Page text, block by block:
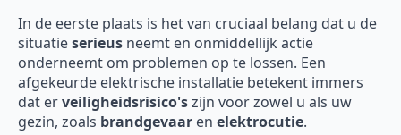
In de eerste plaats is het van cruciaal belang dat u de
situatieserieus neemt en onmiddellijk actie
onderneemt om problemen op te lossen. Een
afgekeurde elektrische installatie betekent immers
dat erveiligheidsrisico'szijn voor zowel u als uw
gezin, zoals brandgevaar en elektrocutie.